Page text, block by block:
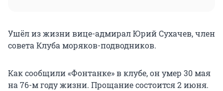
Ушёл из жизни вице-адмирал Юрий Сухачев, член
совета Клуба моряков-подводников.
Как сообщили «Фонтанке» в клубе, он умер 30 мая
на 76-м году жизни. Прощание состоится 2 июня.